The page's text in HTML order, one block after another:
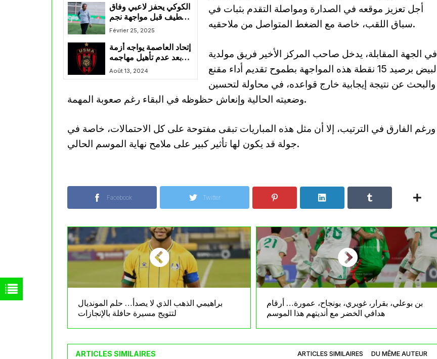
الكوكي يحفز لاعبي وفاق
سطيف قبل مواجهة نجم
مقرة و يواصل
Février 25, 2025
إتحاد العاصمة يواجه أزمة
بعد عدم تأهيل مهاجمه
النيجري وال موسى علي
Août 13, 2024
أجل تعزيز موقعه في الصدارة ومواصلة التقدم بثبات في
سباق اللقب، خاصة مع الضغط المتواصل من ملاحقيه.
في الجهة المقابلة، يدخل صاحب المركز الأخير فريق مولدية
البيض برصيد 15 نقطة هذه المواجهة بطموح تقديم أداء مقنع
والبحث عن نتيجة إيجابية خارج قواعده، في محاولة لتحسين
وضعيته الحالية وإنعاش حظوظه في البقاء رغم صعوبة المهمة.
ورغم الفارق في الترتيب، إلا أن مثل هذه المباريات تبقى مفتوحة على كل الاحتمالات، خاصة في
جولة قد يكون لها تأثير كبير على ملامح نهاية الموسم الحالي.
Facebook Twitter
براهيمي الذهب الذي لا يصدأ… حلم المونديال
لتتويج مسيرة حافلة بالإنجازات
بن بوعلي، بقرار، غويري، بونجاح، عمورة… أرقام
هدافي الخضر مع أنديتهم هذا الموسم
ARTICLES SIMILAIRES ARTICLES SIMILAIRES DU MÊME AUTEUR